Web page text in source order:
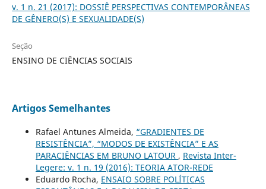
v. 1 n. 21 (2017): DOSSIÊ PERSPECTIVAS CONTEMPORÂNEAS
DE GÊNERO(S) E SEXUALIDADE(S)
Seção
ENSINO DE CIÊNCIAS SOCIAIS
Artigos Semelhantes
Rafael Antunes Almeida, “GRADIENTES DE
RESISTÊNCIA”, “MODOS DE EXISTÊNCIA” E AS
PARACIÊNCIAS EM BRUNO LATOUR , Revista Inter-
Legere: v. 1 n. 19 (2016): TEORIA ATOR-REDE
Eduardo Rocha, ENSAIO SOBRE POLÍTICAS